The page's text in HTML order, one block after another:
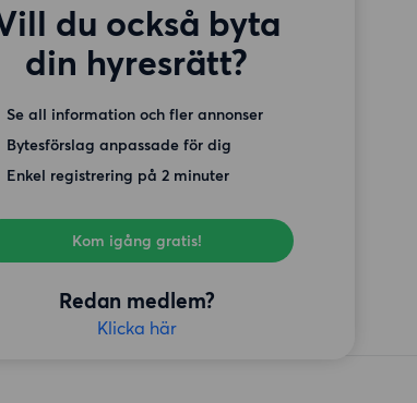
du också byta
din hyresrätt?
Se all information och fler annonser
Bytesförslag anpassade för dig
Enkel registrering på 2 minuter
Kom igång gratis!
Redan medlem?
Klicka här